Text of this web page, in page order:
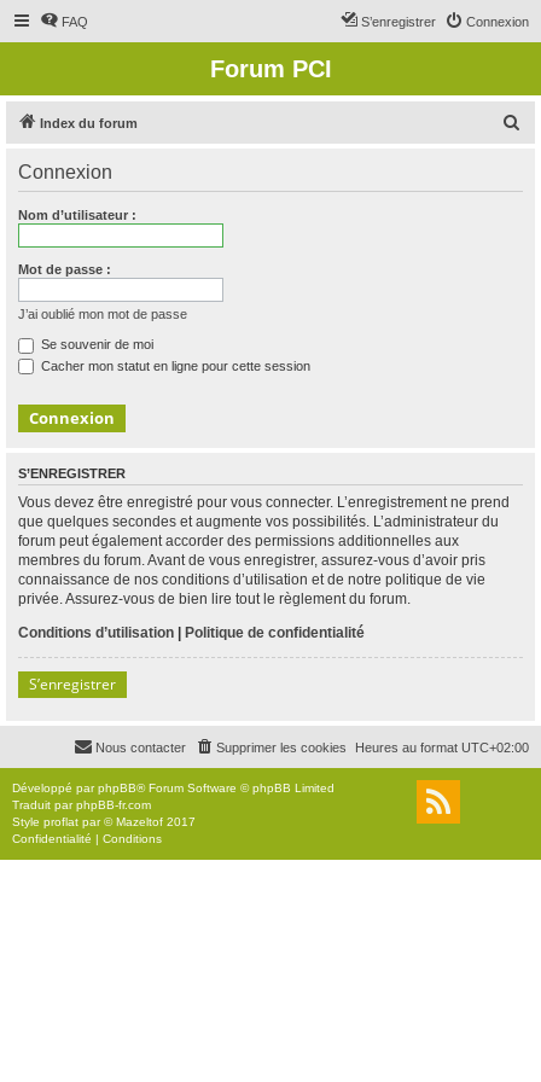
FAQ Connexion
S’enregistrer
Forum PCI
Index du forum
Connexion
Nom d’utilisateur :
Mot de passe :
J’ai oublié mon mot de passe
Se souvenir de moi
Cacher mon statut en ligne pour cette session
S’ENREGISTRER
Vous devez être enregistré pour vous connecter. L’enregistrement ne prend
que quelques secondes et augmente vos possibilités. L’administrateur du
forum peut également accorder des permissions additionnelles aux
membres du forum. Avant de vous enregistrer, assurez-vous d’avoir pris
connaissance de nos conditions d’utilisation et de notre politique de vie
privée. Assurez-vous de bien lire tout le règlement du forum.
Conditions d’utilisation | Politique de confidentialité
S’enregistrer
Heures au format UTC+02:00
Supprimer les cookies
Nous contacter
Développé parphpBB® Forum Software © phpBB Limited
Traduit parphpBB-fr.com
Style proflat par ©Mazeltof 2017
Confidentialité | Conditions